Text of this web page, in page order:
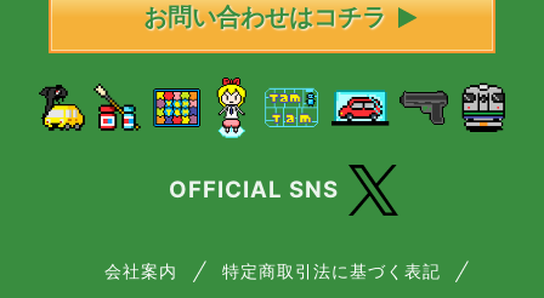
お問い合わせはコチラ
OFFICIAL SNS
会社案内 特定商取引法に基づく表記